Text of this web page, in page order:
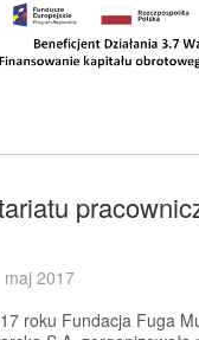
maj 2017
roku Fundacja Fuga